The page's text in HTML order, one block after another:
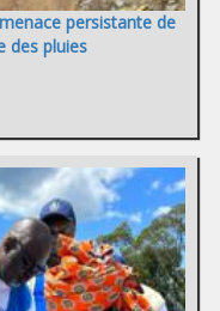
persistante de
des pluies